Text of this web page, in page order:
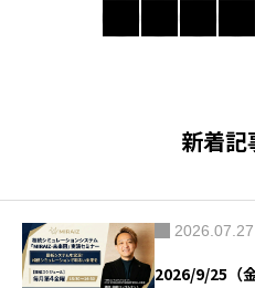
新着記
2026.07.27
2026/9/25（